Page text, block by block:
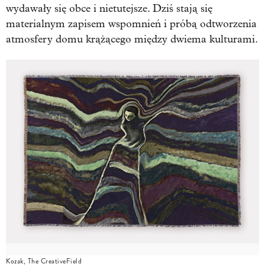
wydawały się obce i nietutejsze. Dziś stają się
materialnym zapisem wspomnień i próbą odtworzenia
atmosfery domu krążącego między dwiema kulturami.
Kozak, The CreativeField